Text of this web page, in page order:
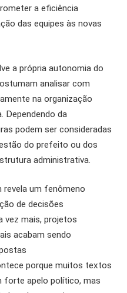
a eficiência
das equipes às novas
a própria autonomia do
analisar com
na organização
Dependendo da
podem ser consideradas
do prefeito ou dos
administrativa.
um fenômeno
de decisões
vez mais, projetos
acabam sendo
porque muitos textos
forte apelo político, mas